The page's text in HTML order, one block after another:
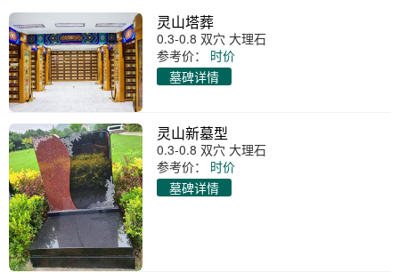
灵山塔葬
0.3-0.8 双穴 大理石
参考价：
时价
墓碑详情
灵山新墓型
0.3-0.8 双穴 大理石
参考价：
时价
墓碑详情